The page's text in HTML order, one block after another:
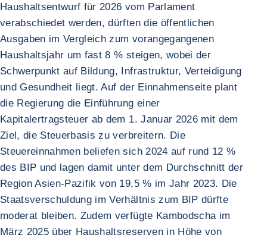
Haushaltsentwurf für 2026 vom Parlament
verabschiedet werden, dürften die öffentlichen
Ausgaben im Vergleich zum vorangegangenen
Haushaltsjahr um fast 8 % steigen, wobei der
Schwerpunkt auf Bildung, Infrastruktur, Verteidigung
und Gesundheit liegt. Auf der Einnahmenseite plant
die Regierung die Einführung einer
Kapitalertragsteuer ab dem 1. Januar 2026 mit dem
Ziel, die Steuerbasis zu verbreitern. Die
Steuereinnahmen beliefen sich 2024 auf rund 12 %
des BIP und lagen damit unter dem Durchschnitt der
Region Asien-Pazifik von 19,5 % im Jahr 2023. Die
Staatsverschuldung im Verhältnis zum BIP dürfte
moderat bleiben. Zudem verfügte Kambodscha im
März 2025 über Haushaltsreserven in Höhe von